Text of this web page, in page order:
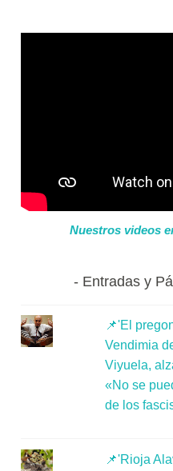
Nuestros videos
Entradas y
📌'El
Vendimia
Viyuela,
«No se
de los
📌'Rioja